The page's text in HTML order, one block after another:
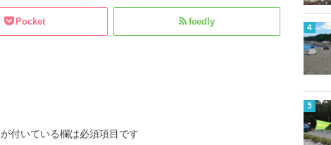
Pocket feedly
が付いている欄は必須項目です